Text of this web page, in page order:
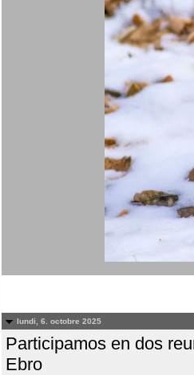
lundi, 6. octobre 2025
Participamos en dos
Ebro